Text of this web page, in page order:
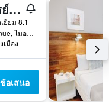
โรงแรมเกรย์สโตน - สำหรับผู้ใหญ่เท่านั้น
ยี่ยม 8.1
1920 Collins Avenue, ไมอามีบีช, FL, สหรัฐอเมริกา
เมือง
อเสนอ